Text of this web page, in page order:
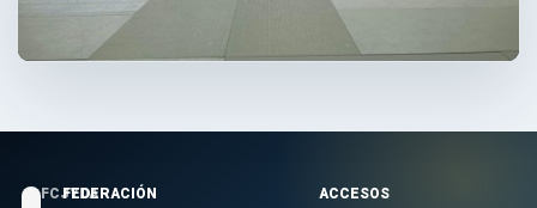
FCJYDA
FEDERACIÓN ACCESOS